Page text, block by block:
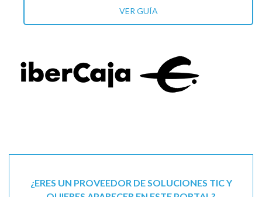
VER GUÍA
¿ERES UN PROVEEDOR DE SOLUCIONES TIC Y